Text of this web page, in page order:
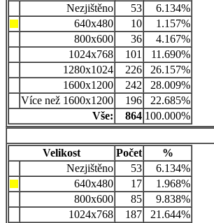
Nezjištěno
53
6.134%
640x480
10
1.157%
800x600
36
4.167%
1024x768
101
11.690%
1280x1024
226
26.157%
1600x1200
242
28.009%
Více než 1600x1200
196
22.685%
Vše:
864 100.000%
Velikost
Počet
%
Nezjištěno
53
6.134%
640x480
17
1.968%
800x600
85
9.838%
1024x768
187
21.644%